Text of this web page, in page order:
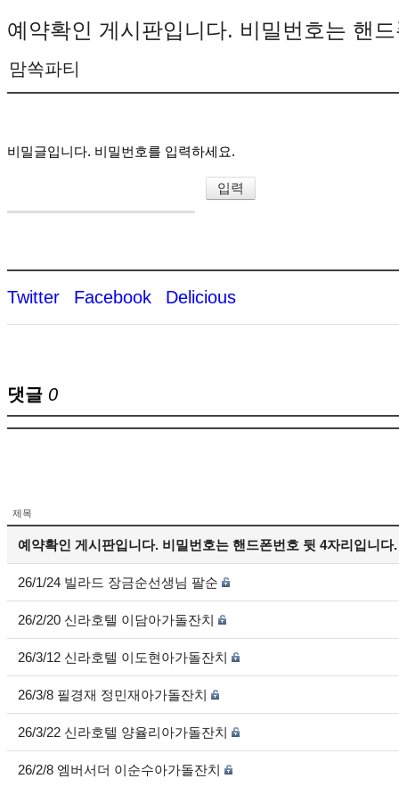
예약확인 게시판입니다. 비밀번호는 핸
맘쏙파티
비밀글입니다. 비밀번호를 입력하세요.
Twitter Facebook Delicious
댓글 0
제목
예약확인 게시판입니다. 비밀번호는 핸드폰번호 뒷 4자리입니다.
26/1/24 빌라드 장금순선생님 팔순
26/2/20 신라호텔 이담아가돌잔치
26/3/12 신라호텔 이도현아가돌잔치
26/3/8 필경재 정민재아가돌잔치
26/3/22 신라호텔 양율리아가돌잔치
26/2/8 엠버서더 이순수아가돌잔치